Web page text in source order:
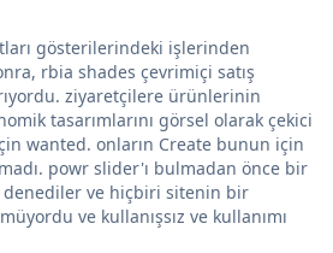
gösterilerindeki işlerinden
rbia shades çevrimiçi satış
ziyaretçilere ürünlerinin
tasarımlarını görsel olarak çekici
wanted. onların Create bunun için
powr slider'ı bulmadan önce bir
ve hiçbiri sitenin bir
ve kullanışsız ve kullanımı